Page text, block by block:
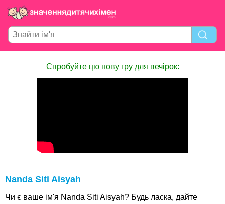
Спробуйте цю нову гру для вечірок:
Nanda Siti Aisyah
Чи є ваше ім'я Nanda Siti Aisyah? Будь ласка, дайте